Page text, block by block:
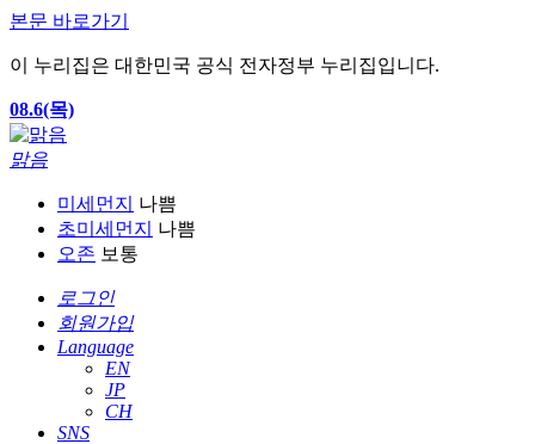
본문 바로가기
이 누리집은 대한민국 공식 전자정부 누리집입니다.
08.6(목)
맑음
미세먼지
나쁨
초미세먼지
나쁨
오존 보통
로그인
회원가입
Language
EN
JP
CH
SNS